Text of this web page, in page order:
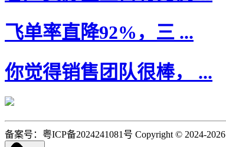
飞单率直降92%，三 ...
你觉得销售团队很棒， ...
备案号：粤ICP备2024241081号 Copyright © 2024-2026